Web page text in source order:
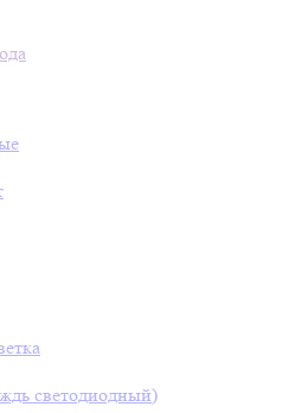
светодиодный)